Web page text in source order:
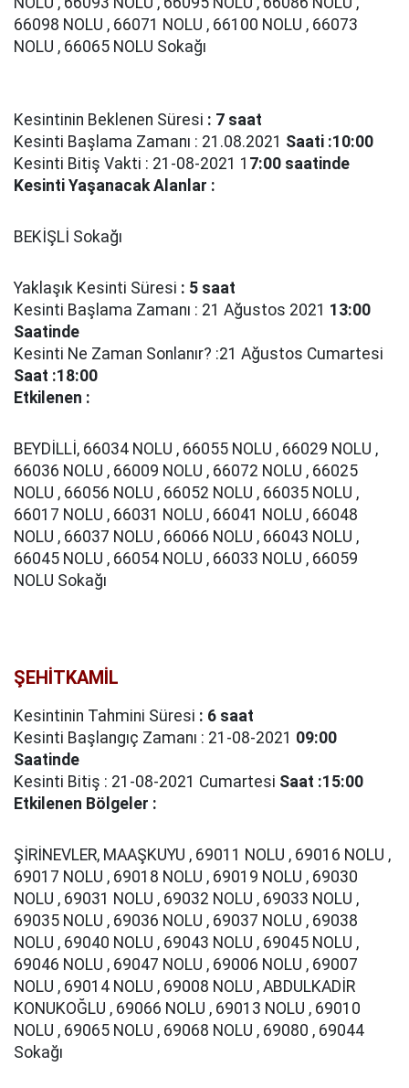
66098 NOLU , 66071 NOLU , 66100 NOLU , 66073
NOLU , 66065 NOLU Sokağı
Kesintinin Beklenen Süresi : 7 saat
Kesinti Başlama Zamanı : 21.08.2021 Saati :10:00
Kesinti Bitiş Vakti : 21-08-2021 1 7:00 saatinde
Kesinti Yaşanacak Alanlar :
BEKİŞLİ Sokağı
Yaklaşık Kesinti Süresi : 5 saat
Kesinti Başlama Zamanı : 21 Ağustos 2021 13:00
Saatinde
Kesinti Ne Zaman Sonlanır? :21 Ağustos Cumartesi
Saat :18:00
Etkilenen :
BEYDİLLİ, 66034 NOLU , 66055 NOLU , 66029 NOLU ,
66036 NOLU , 66009 NOLU , 66072 NOLU , 66025
NOLU , 66056 NOLU , 66052 NOLU , 66035 NOLU ,
66017 NOLU , 66031 NOLU , 66041 NOLU , 66048
NOLU , 66037 NOLU , 66066 NOLU , 66043 NOLU ,
66045 NOLU , 66054 NOLU , 66033 NOLU , 66059
NOLU Sokağı
ŞEHİTKAMİL
Kesintinin Tahmini Süresi : 6 saat
Kesinti Başlangıç Zamanı : 21-08-2021 09:00
Saatinde
Kesinti Bitiş : 21-08-2021 Cumartesi Saat :15:00
Etkilenen Bölgeler :
ŞİRİNEVLER, MAAŞKUYU , 69011 NOLU , 69016 NOLU ,
69017 NOLU , 69018 NOLU , 69019 NOLU , 69030
NOLU , 69031 NOLU , 69032 NOLU , 69033 NOLU ,
69035 NOLU , 69036 NOLU , 69037 NOLU , 69038
NOLU , 69040 NOLU , 69043 NOLU , 69045 NOLU ,
69046 NOLU , 69047 NOLU , 69006 NOLU , 69007
NOLU , 69014 NOLU , 69008 NOLU , ABDULKADİR
KONUKOĞLU , 69066 NOLU , 69013 NOLU , 69010
NOLU , 69065 NOLU , 69068 NOLU , 69080 , 69044
Sokağı